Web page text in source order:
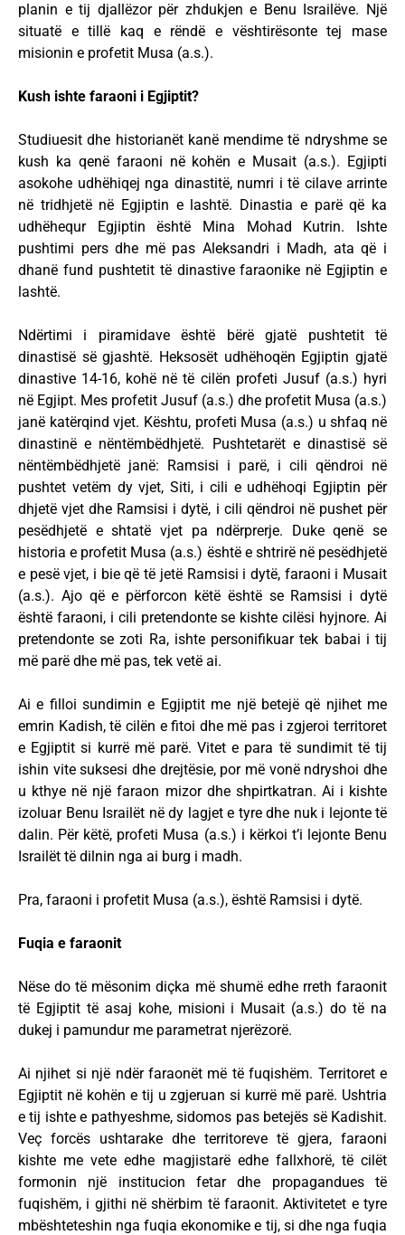
planin e tij djallëzor për zhdukjen e Benu Israilëve. Një
situatë e tillë kaq e rëndë e vështirësonte tej mase
misionin e profetit Musa (a.s.).
Kush ishte faraoni i Egjiptit?
Studiuesit dhe historianët kanë mendime të ndryshme se
kush ka qenë faraoni në kohën e Musait (a.s.). Egjipti
asokohe udhëhiqej nga dinastitë, numri i të cilave arrinte
në tridhjetë në Egjiptin e lashtë. Dinastia e parë që ka
udhëhequr Egjiptin është Mina Mohad Kutrin. Ishte
pushtimi pers dhe më pas Aleksandri i Madh, ata që i
dhanë fund pushtetit të dinastive faraonike në Egjiptin e
lashtë.
Ndërtimi i piramidave është bërë gjatë pushtetit të
dinastisë së gjashtë. Heksosët udhëhoqën Egjiptin gjatë
dinastive 14-16, kohë në të cilën profeti Jusuf (a.s.) hyri
në Egjipt. Mes profetit Jusuf (a.s.) dhe profetit Musa (a.s.)
janë katërqind vjet. Kështu, profeti Musa (a.s.) u shfaq në
dinastinë e nëntëmbëdhjetë. Pushtetarët e dinastisë së
nëntëmbëdhjetë janë: Ramsisi i parë, i cili qëndroi në
pushtet vetëm dy vjet, Siti, i cili e udhëhoqi Egjiptin për
dhjetë vjet dhe Ramsisi i dytë, i cili qëndroi në pushet për
pesëdhjetë e shtatë vjet pa ndërprerje. Duke qenë se
historia e profetit Musa (a.s.) është e shtrirë në pesëdhjetë
e pesë vjet, i bie që të jetë Ramsisi i dytë, faraoni i Musait
(a.s.). Ajo që e përforcon këtë është se Ramsisi i dytë
është faraoni, i cili pretendonte se kishte cilësi hyjnore. Ai
pretendonte se zoti Ra, ishte personifikuar tek babai i tij
më parë dhe më pas, tek vetë ai.
Ai e filloi sundimin e Egjiptit me një betejë që njihet me
emrin Kadish, të cilën e fitoi dhe më pas i zgjeroi territoret
e Egjiptit si kurrë më parë. Vitet e para të sundimit të tij
ishin vite suksesi dhe drejtësie, por më vonë ndryshoi dhe
u kthye në një faraon mizor dhe shpirtkatran. Ai i kishte
izoluar Benu Israilët në dy lagjet e tyre dhe nuk i lejonte të
dalin. Për këtë, profeti Musa (a.s.) i kërkoi t’i lejonte Benu
Israilët të dilnin nga ai burg i madh.
Pra, faraoni i profetit Musa (a.s.), është Ramsisi i dytë.
Fuqia e faraonit
Nëse do të mësonim diçka më shumë edhe rreth faraonit
të Egjiptit të asaj kohe, misioni i Musait (a.s.) do të na
dukej i pamundur me parametrat njerëzorë.
Ai njihet si një ndër faraonët më të fuqishëm. Territoret e
Egjiptit në kohën e tij u zgjeruan si kurrë më parë. Ushtria
e tij ishte e pathyeshme, sidomos pas betejës së Kadishit.
Veç forcës ushtarake dhe territoreve të gjera, faraoni
kishte me vete edhe magjistarë edhe fallxhorë, të cilët
formonin një institucion fetar dhe propagandues të
fuqishëm, i gjithi në shërbim të faraonit. Aktivitetet e tyre
mbështeteshin nga fuqia ekonomike e tij, si dhe nga fuqia